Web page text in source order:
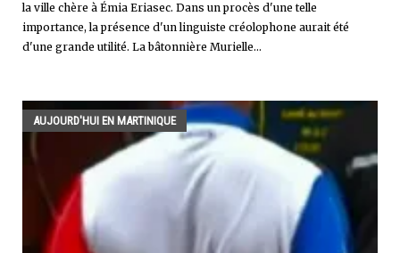
la ville chère à Émia Eriasec. Dans un procès d'une telle
importance, la présence d'un linguiste créolophone aurait été
d'une grande utilité. La bâtonnière Murielle...
AUJOURD'HUI EN MARTINIQUE